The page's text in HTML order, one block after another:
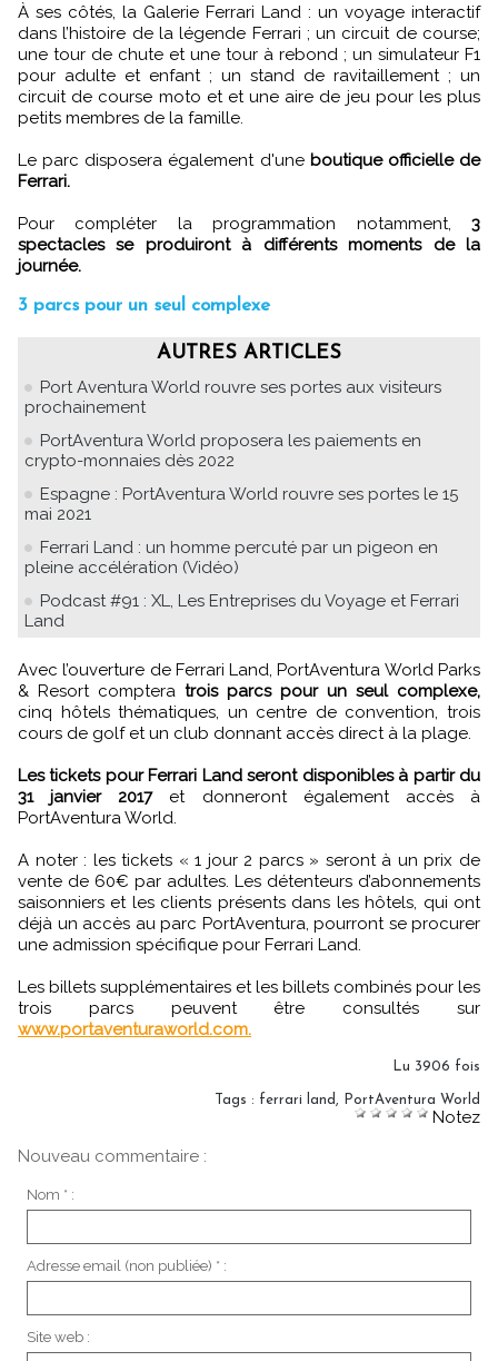
À ses côtés, la Galerie Ferrari Land : un voyage interactif
dans l’histoire de la légende Ferrari ; un circuit de course;
une tour de chute et une tour à rebond ; un simulateur F1
pour adulte et enfant ; un stand de ravitaillement ; un
circuit de course moto et et une aire de jeu pour les plus
petits membres de la famille.
Le parc disposera également d'une boutique officielle de
Ferrari.
Pour compléter la programmation notamment, 3
spectacles se produiront à différents moments de la
journée.
3 parcs pour un seul complexe
AUTRES ARTICLES
Port Aventura World rouvre ses portes aux visiteurs
prochainement
PortAventura World proposera les paiements en
crypto-monnaies dès 2022
Espagne : PortAventura World rouvre ses portes le 15
mai 2021
Ferrari Land : un homme percuté par un pigeon en
pleine accélération (Vidéo)
Podcast #91 : XL, Les Entreprises du Voyage et Ferrari
Land
Avec l’ouverture de Ferrari Land, PortAventura World Parks
& Resort comptera trois parcs pour un seul complexe,
cinq hôtels thématiques, un centre de convention, trois
cours de golf et un club donnant accès direct à la plage.
Les tickets pour Ferrari Land seront disponibles à partir du
31 janvier 2017et donneront également accès à
PortAventura World.
A noter : les tickets « 1 jour 2 parcs » seront à un prix de
vente de 60€ par adultes. Les détenteurs d’abonnements
saisonniers et les clients présents dans les hôtels, qui ont
déjà un accès au parc PortAventura, pourront se procurer
une admission spécifique pour Ferrari Land.
Les billets supplémentaires et les billets combinés pour les
trois parcs peuvent être consultés sur
www.portaventuraworld.com.
Lu 3906 fois
Tags : ferrari land PortAventura World
Notez
Nouveau commentaire :
Nom * :
Adresse email (non publiée) * :
Site web :